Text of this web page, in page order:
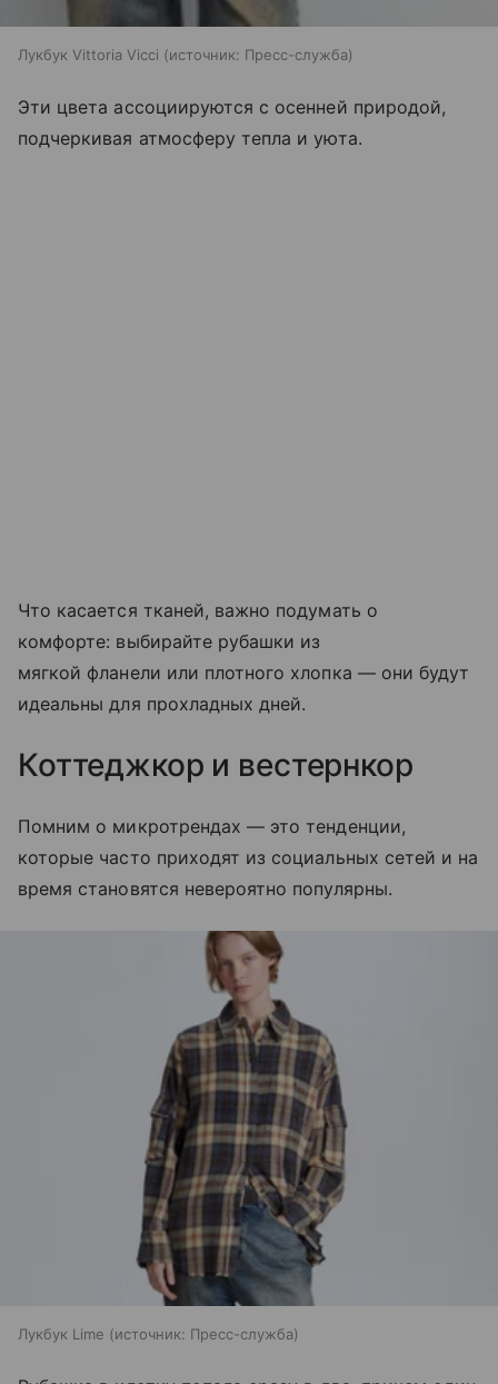
Лукбук Vittoria Vicci источник: Пресс-служба
Эти цвета ассоциируются с осенней природой,
подчеркивая атмосферу тепла и уюта.
Что касается тканей, важно подумать о
комфорте: выбирайте рубашки из
мягкой фланели или плотного хлопка — они будут
идеальны для прохладных дней.
Коттеджкор и вестернкор
Помним о микротрендах — это тенденции,
которые часто приходят из социальных сетей и на
время становятся невероятно популярны.
Лукбук Lime источник: Пресс-служба